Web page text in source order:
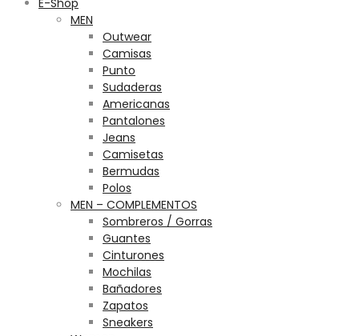
E-Shop
MEN
Outwear
Camisas
Punto
Sudaderas
Americanas
Pantalones
Jeans
Camisetas
Bermudas
Polos
MEN – COMPLEMENTOS
Sombreros / Gorras
Guantes
Cinturones
Mochilas
Bañadores
Zapatos
Sneakers